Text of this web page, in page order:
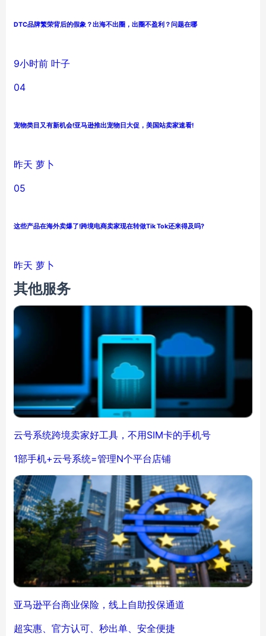
DTC品牌繁荣背后的假象？出海不出圈，出圈不盈利？问题在哪
9小时前 叶子
04
宠物类目又有新机会!亚马逊推出宠物日大促，美国站卖家速看!
昨天 萝卜
05
这些产品在海外卖爆了!跨境电商卖家现在转做Tik Tok还来得及吗?
昨天 萝卜
其他服务
云号系统跨境卖家好工具，不用SIM卡的手机号
1部手机+云号系统=管理N个平台店铺
亚马逊平台商业保险，线上自助投保通道
超实惠、官方认可、秒出单、安全便捷